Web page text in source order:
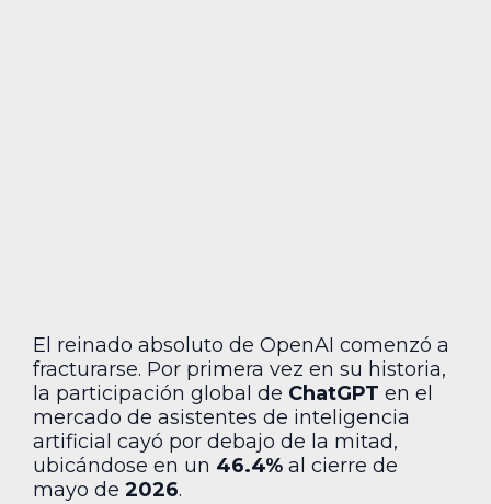
El reinado absoluto de OpenAI comenzó a
fracturarse. Por primera vez en su historia,
la participación global de ChatGPT en el
mercado de asistentes de inteligencia
artificial cayó por debajo de la mitad,
ubicándose en un 46.4% al cierre de
mayo de 2026.